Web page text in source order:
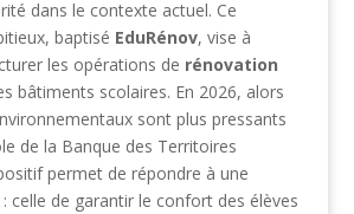
dans le contexte actuel. Ce
baptisé EduRénov, vise à
les opérations de rénovation
bâtiments scolaires. En 2026, alors
sont plus pressants
de la Banque des Territoires
permet de répondre à une
celle de garantir le confort des élèves